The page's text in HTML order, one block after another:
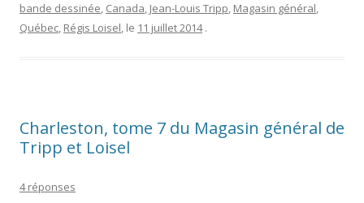
bande dessinée, Canada, Jean-Louis Tripp, Magasin général,
Québec, Régis Loisel, le 11 juillet 2014 .
Charleston, tome 7 du Magasin général de
Tripp et Loisel
4 réponses